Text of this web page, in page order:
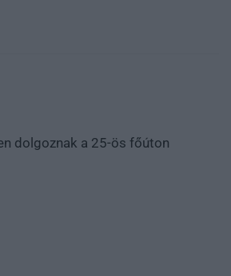
dolgoznak a 25-ös főúton